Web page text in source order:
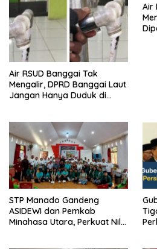
Air RSUD Banggai Tak
Mengalir, DPRD Banggai Laut
Jangan Hanya Duduk di
Air
‎STP Manado Gandeng
ASIDEWI dan Pemkab
Minahasa Utara, Perkuat Nilai